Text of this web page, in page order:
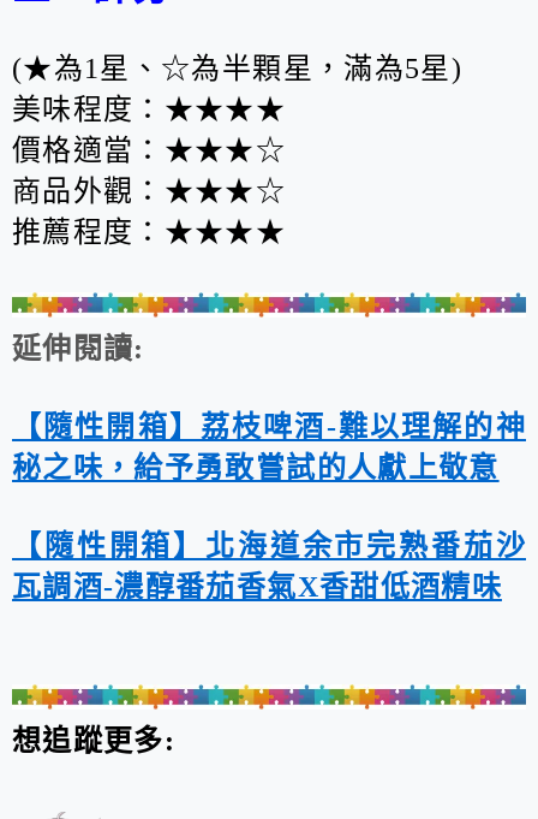
(★為1星、☆為半顆星，滿為5星)
美味程度：★★★★
價格適當：★★★☆
商品外觀：★★★☆
推薦程度：★★★★
延伸閱讀:
【隨性開箱】荔枝啤酒-難以理解的神
秘之味，給予勇敢嘗試的人獻上敬意
【隨性開箱】北海道余市完熟番茄沙
瓦調酒-濃醇番茄香氣X香甜低酒精味
想追蹤更多: